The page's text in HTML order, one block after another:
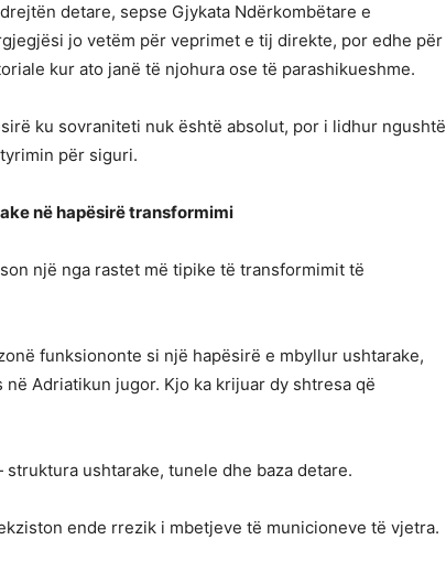
detare, sepse Gjykata Ndërkombëtare e
jo vetëm për veprimet e tij direkte, por edhe për
kur ato janë të njohura ose të parashikueshme.
ku sovraniteti nuk është absolut, por i lidhur ngushtë
për siguri.
në hapësirë transformimi
një nga rastet më tipike të transformimit të
funksiononte si një hapësirë e mbyllur ushtarake,
Adriatikun jugor. Kjo ka krijuar dy shtresa që
ushtarake, tunele dhe baza detare.
ende rrezik i mbetjeve të municioneve të vjetra.